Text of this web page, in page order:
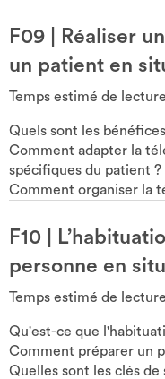
F09
Réaliser
un patient en
Temps estimé de
Quels sont les
Comment adapter la
spécifiques du patient ?
Comment organiser la
F10
personne en
Temps estimé de
Qu'est-ce que
Comment préparer un
Quelles sont les clés de